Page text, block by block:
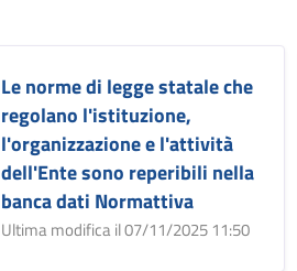
Le norme di legge statale che
regolano l'istituzione,
l'organizzazione e l'attività
dell'Ente sono reperibili nella
banca dati Normattiva
Ultima modifica il 07/11/2025 11:50